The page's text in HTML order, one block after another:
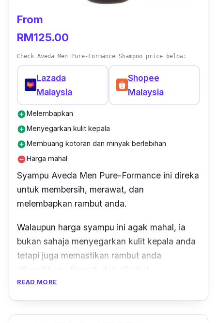
From
RM125.00
Check Aveda Men Pure-Formance Shampoo price below:
Lazada
Malaysia
Shopee
Malaysia
add_circleMelembapkan
add_circleMenyegarkan kulit kepala
add_circleMembuang kotoran dan minyak berlebihan
remove_circleHarga mahal
Syampu Aveda Men Pure-Formance ini direka
untuk membersih, merawat, dan
melembapkan rambut anda.
Walaupun harga syampu ini agak mahal, ia
bukan sahaja menyegarkan kulit kepala anda
tetapi juga memastikan rambut anda
dibersihkan, dirawat, dan dihidrat
sepenuhnya.
READ MORE